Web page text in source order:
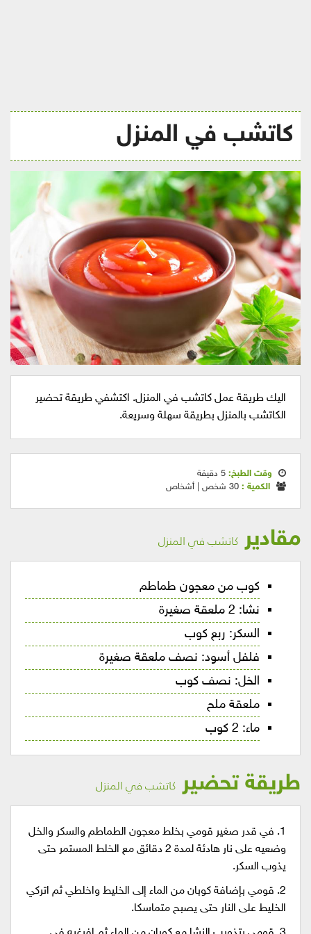
كاتشب في المنزل
اليك طريقة عمل كاتشب في المنزل. اكتشفي طريقة تحضير
الكاتشب بالمنزل بطريقة سهلة وسريعة.
وقت الطبخ: 5 دقيقة
الكمية : 30 شخص | أشخاص
مقادير كاتشب في المنزل
كوب من معجون طماطم
نشا: 2 ملعقة صغيرة
السكر: ربع كوب
فلفل أسود: نصف ملعقة صغيرة
الخل: نصف كوب
ملعقة ملح
ماء: 2 كوب
طريقة تحضير كاتشب في المنزل
1. في قدر صغير قومي بخلط معجون الطماطم والسكر والخل
وضعيه على نار هادئة لمدة 2 دقائق مع الخلط المستمر حتى
يذوب السكر.
2. قومي بإضافة كوبان من الماء إلى الخليط واخلطي ثم اتركي
الخليط على النار حتى يصبح متماسكا.